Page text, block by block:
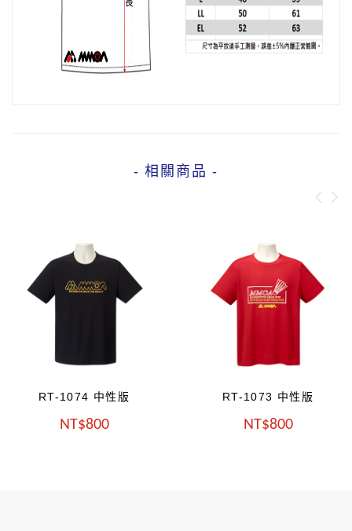
- 相關商品 -
RT-1073 中性版 RT-1072 中